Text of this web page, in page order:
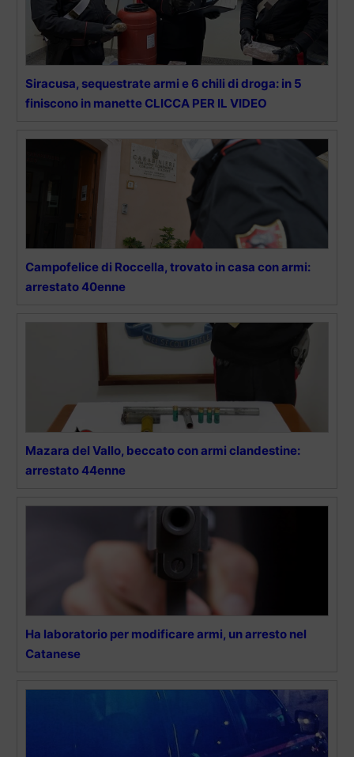
Siracusa, sequestrate armi e 6 chili di droga: in 5
finiscono in manette CLICCA PER IL VIDEO
Campofelice di Roccella, trovato in casa con armi:
arrestato 40enne
Mazara del Vallo, beccato con armi clandestine:
arrestato 44enne
Ha laboratorio per modificare armi, un arresto nel
Catanese